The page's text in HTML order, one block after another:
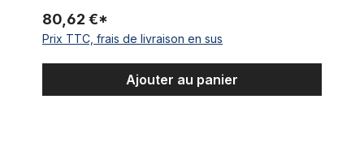
80,62 €*
Prix TTC, frais de livraison en sus
Ajouter au panier